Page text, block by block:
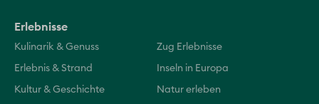
Erlebnisse
Kulinarik & Genuss Zug Erlebnisse
Erlebnis & Strand Inseln in Europa
Kultur & Geschichte Natur erleben